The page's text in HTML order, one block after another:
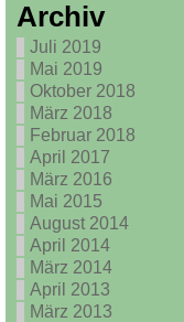
Archiv
Juli 2019
Mai 2019
Oktober 2018
März 2018
Februar 2018
April 2017
März 2016
Mai 2015
August 2014
April 2014
März 2014
April 2013
März 2013